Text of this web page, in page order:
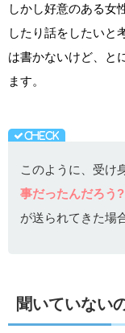
しかし好意のある女
したり話をしたいと
は書かないけど、と
ます。
このように、受け
事だったんだろう?
が送られてきた場
聞いていない